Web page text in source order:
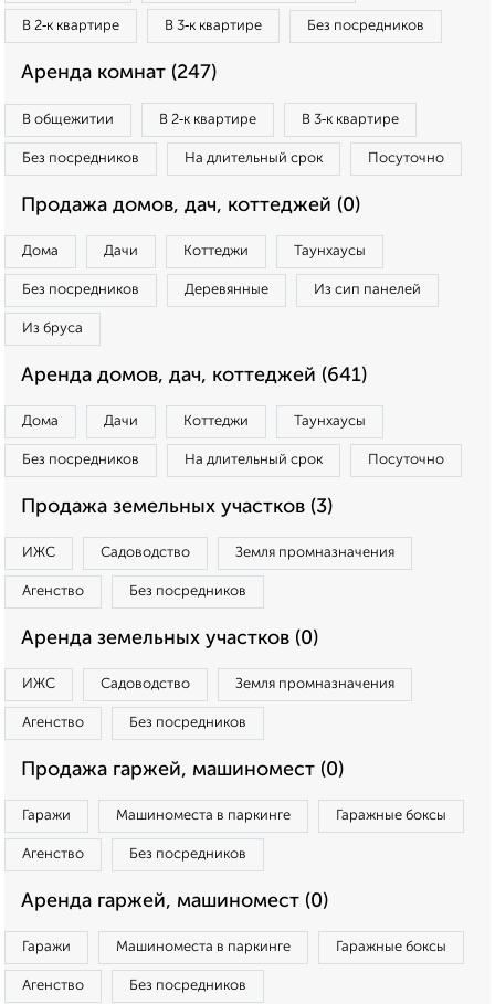
В 2‑к квартире В 3‑к квартире Без посредников
Аренда комнат (247)
В общежитии В 2‑к квартире В 3‑к квартире
Без посредников На длительный срок Посуточно
Продажа домов, дач, коттеджей (0)
Дома Дачи Коттеджи Таунхаусы
Без посредников Деревянные Из сип панелей
Из бруса
Аренда домов, дач, коттеджей (641)
Дома Дачи Коттеджи Таунхаусы
Без посредников На длительный срок Посуточно
Продажа земельных участков (3)
ИЖС Садоводство Земля промназначения
Агенство Без посредников
Аренда земельных участков (0)
ИЖС Садоводство Земля промназначения
Агенство Без посредников
Продажа гаржей, машиномест (0)
Гаражи Машиноместа в паркинге Гаражные боксы
Агенство Без посредников
Аренда гаржей, машиномест (0)
Гаражи Машиноместа в паркинге Гаражные боксы
Агенство Без посредников